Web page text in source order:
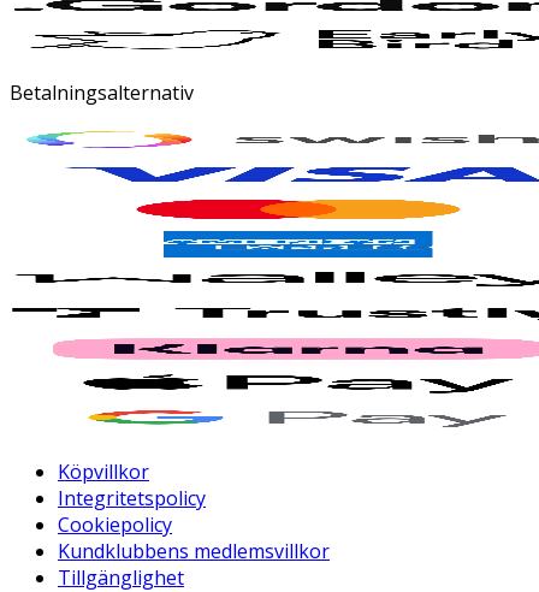
Betalningsalternativ
Köpvillkor
Integritetspolicy
Cookiepolicy
Kundklubbens medlemsvillkor
Tillgänglighet